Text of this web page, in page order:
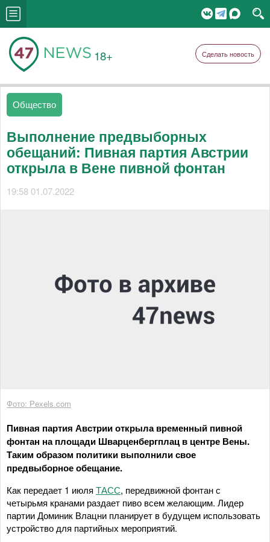
18+ Сделать новость
Общество
Выполнение предвыборных
обещаний: Пивная партия Австрии
открыла в Вене пивной фонтан
19:58 01.07.2022
Фото: Pexels.com
Пивная партия Австрии открыла временный пивной
фонтан на площади Шварценбергплац в центре Вены.
Таким образом политики выполнили свое
предвыборное обещание.
Как передает 1 июля ТАСС, передвижной фонтан с
четырьмя кранами раздает пиво всем желающим. Лидер
партии Доминик Влацни планирует в будущем использовать
устройство для партийных мероприятий.